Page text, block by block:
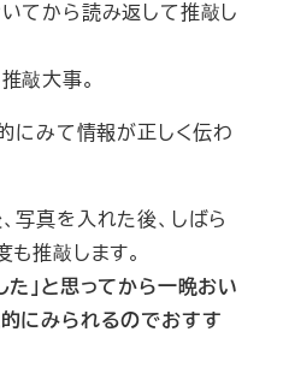
てから読み返して推敲し
敲大事。
的にみて情報が正しく伝わ
写真を入れた後、しばら
も推敲します。
た」と思ってから一晩おい
にみられるのでおすす